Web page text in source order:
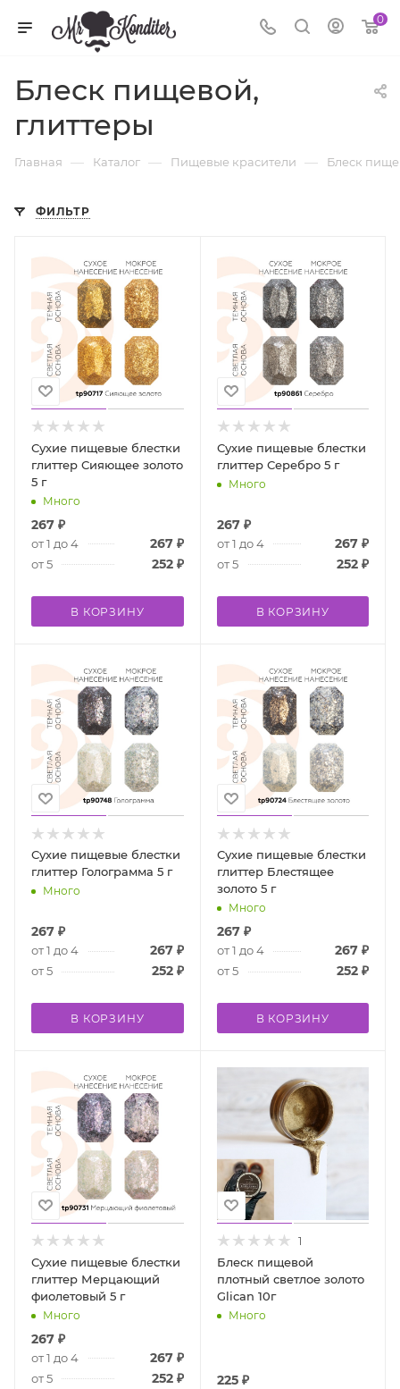
0
Блеск пищевой,
глиттеры
Главная — Каталог — Пищевые красители — Блеск
ФИЛЬТР
Сухие пищевые блестки
глиттер Сияющее золото
5 г
Много
267 ₽
от 1 до 4 267₽
от 5 252₽
В КОРЗИНУ
Сухие пищевые блестки
глиттер Серебро 5 г
Много
267₽
от 1 до 4 267 ₽
от 5 252 ₽
В КОРЗИНУ
Сухие пищевые блестки
глиттер Голограмма 5 г
Много
267 ₽
от 1 до 4 267₽
от 5 252₽
В КОРЗИНУ
Сухие пищевые блестки
глиттер Блестящее
золото 5 г
Много
267₽
от 1 до 4 267 ₽
от 5 252 ₽
В КОРЗИНУ
Сухие пищевые блестки
глиттер Мерцающий
фиолетовый 5 г
Много
267 ₽
от 1 до 4 267₽
от 5 252₽
1
Блеск пищевой
плотный светлое золото
Glican 10г
Много
225₽